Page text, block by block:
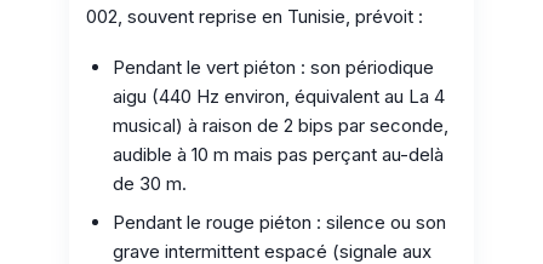
002, souvent reprise en Tunisie, prévoit :
Pendant le vert piéton : son périodique
aigu (440 Hz environ, équivalent au La 4
musical) à raison de 2 bips par seconde,
audible à 10 m mais pas perçant au-delà
de 30 m.
Pendant le rouge piéton : silence ou son
grave intermittent espacé (signale aux